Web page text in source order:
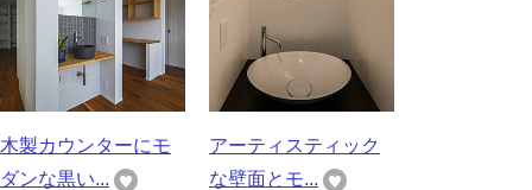
木製カウンターにモ
ダンな黒い...
アーティスティック
な壁面とモ...